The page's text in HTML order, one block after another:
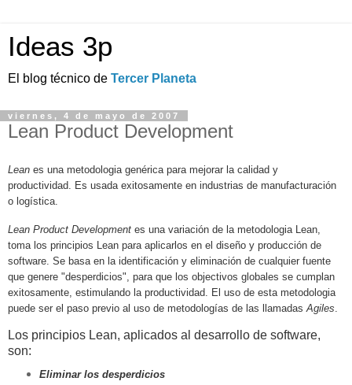
Ideas 3p
El blog técnico de Tercer Planeta
viernes, 4 de mayo de 2007
Lean Product Development
Lean es una metodologia genérica para mejorar la calidad y
productividad. Es usada exitosamente en industrias de manufacturación
o logística.
Lean Product Development es una variación de la metodologia Lean,
toma los principios Lean para aplicarlos en el diseño y producción de
software. Se basa en la identificación y eliminación de cualquier fuente
que genere "desperdicios", para que los objectivos globales se cumplan
exitosamente, estimulando la productividad. El uso de esta metodologia
puede ser el paso previo al uso de metodologías de las llamadas Agiles
Los principios Lean, aplicados al desarrollo de software,
son:
Eliminar los desperdicios